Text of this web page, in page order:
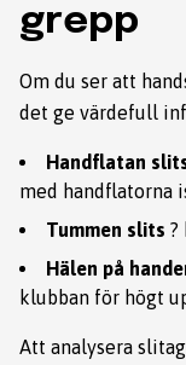
grepp
Om du ser att
det ge värdefull
Handflatan
med handflatorna
Tummen slits ?
Hälen på
klubban för högt
Att analysera